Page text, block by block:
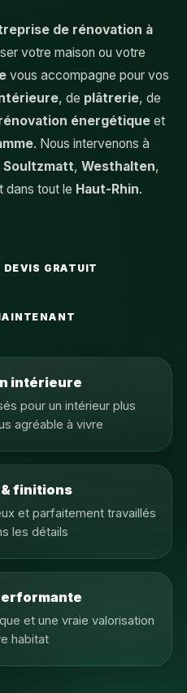
de rénovation à
votre maison ou votre
vous accompagne pour vos
, de plâtrerie, de
énergétique et
. Nous intervenons à
Soultzmatt, Westhalten,
dans tout le Haut-Rhin.
DEVIS GRATUIT
intérieure
pour un intérieur plus
agréable à vivre
finitions
et parfaitement travaillés
les détails
et une vraie valorisation
habitat